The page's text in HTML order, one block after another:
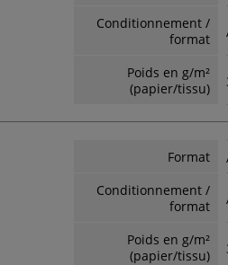
Conditionnement /
format
Poids en g/m²
(papier/tissu)
Format
Conditionnement /
format
Poids en g/m²
(papier/tissu)